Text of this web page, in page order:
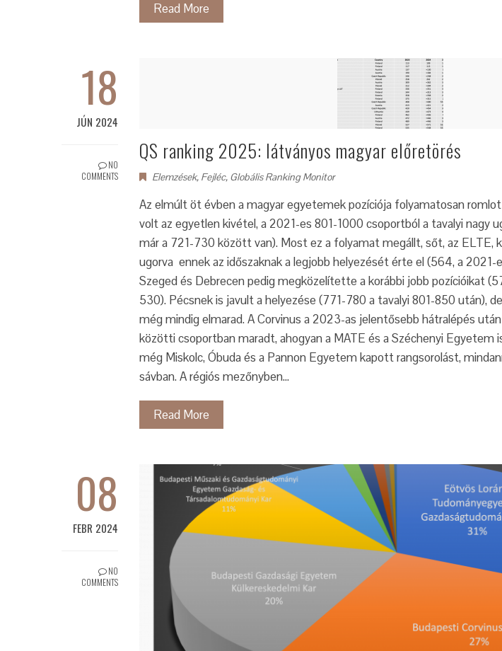
Read More
18
JÚN 2024
NO
COMMENTS
QS ranking 2025: látványos magyar előretörés
Elemzések, Fejléc, Globális Ranking Monitor
Az elmúlt öt évben a magyar egyetemek pozíciója folyamatosan
volt az egyetlen kivétel, a 2021-es 801-1000 csoportból a tavalyi nagy
már a 721-730 között van). Most ez a folyamat megállt, sőt, az ELTE,
ugorva ennek az időszaknak a legjobb helyezését érte el (564, a
Szeged és Debrecen pedig megközelítette a korábbi jobb pozícióikat
530). Pécsnek is javult a helyezése (771-780 a tavalyi 801-850 után),
még mindig elmarad. A Corvinus a 2023-as jelentősebb hátralépés
közötti csoportban maradt, ahogyan a MATE és a Széchenyi Egyetem
még Miskolc, Óbuda és a Pannon Egyetem kapott rangsorolást,
sávban. A régiós mezőnyben…
Read More
08
FEBR 2024
NO
COMMENTS